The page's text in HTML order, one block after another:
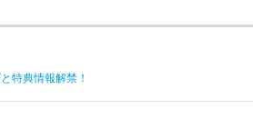
特典情報解禁！